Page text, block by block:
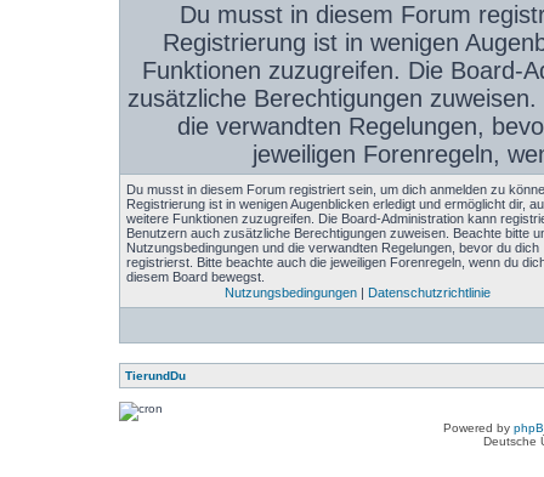
Du musst in diesem Forum
Registrierung ist in wenigen
Funktionen zuzugreifen. Die Board-
zusätzliche Berechtigungen
die verwandten Regelungen,
jeweiligen Forenregeln,
Du musst in diesem Forum registriert sein, um dich anmelden zu
Registrierung ist in wenigen Augenblicken erledigt und ermöglicht dir,
weitere Funktionen zuzugreifen. Die Board-Administration kann
Benutzern auch zusätzliche Berechtigungen zuweisen. Beachte bitte
Nutzungsbedingungen und die verwandten Regelungen, bevor du dich
registrierst. Bitte beachte auch die jeweiligen Forenregeln, wenn du
diesem Board bewegst.
Nutzungsbedingungen| Datenschutzrichtlinie
TierundDu
Powered by
Deutsche